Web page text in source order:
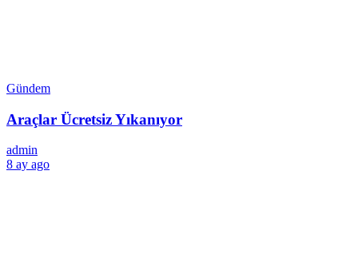
Gündem
Araçlar Ücretsiz Yıkanıyor
admin
8 ay ago